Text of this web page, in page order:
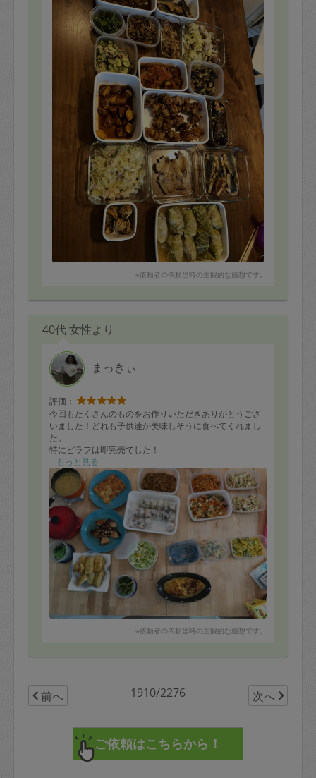
ありがとうございました。またぜひお願いしたいです。
※依頼者の依頼当時の主観的な感想です。
40代 女性より
まっきぃ
評価：
今回もたくさんのものをお作りいただきありがとうござ
いました！どれも子供達が美味しそうに食べてくれまし
た。
特にピラフは即完売でした！
またよろしくお願いします。
◎ひじきと鮭のおにぎり
◎ツナと小松菜？のおにぎり
◎肉団子のトマトソース煮込み
◎野菜たっぷりドライカレー
◎ぶりのソテー
◎オープンオムレツ
◎じゃが芋のガレット
◎厚揚げの旨煮
◎にんじんのしりしり風
◎キャベツとオレンジのサラダ
◎ほうれん草ともやしの海苔和え
◎野菜スープ
◎セロリの炒め物
もっと見る
※依頼者の依頼当時の主観的な感想です。
前へ 1910/2276 次へ